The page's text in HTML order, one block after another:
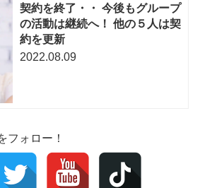
契約を終了・・ 今後もグループ
の活動は継続へ！ 他の５人は契
約を更新
2022.08.09
フォロー！